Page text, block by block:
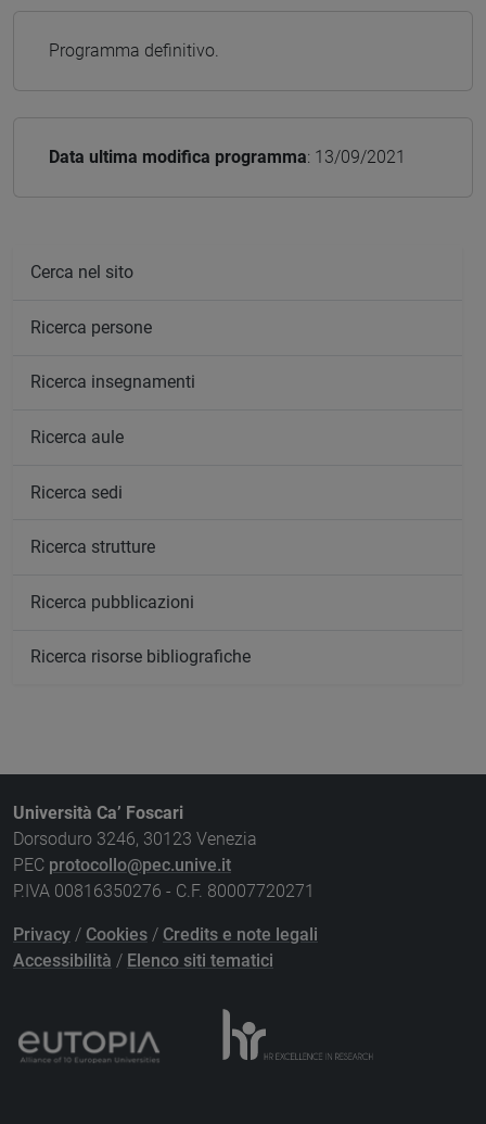
Programma definitivo.
Data ultima modifica programma: 13/09/2021
Cerca nel sito
Ricerca persone
Ricerca insegnamenti
Ricerca aule
Ricerca sedi
Ricerca strutture
Ricerca pubblicazioni
Ricerca risorse bibliografiche
Università Ca’ Foscari
Dorsoduro 3246, 30123 Venezia
PEC protocollo@pec.unive.it
P.IVA 00816350276 - C.F. 80007720271
Privacy / Cookies / Credits e note legali
Accessibilità / Elenco siti tematici